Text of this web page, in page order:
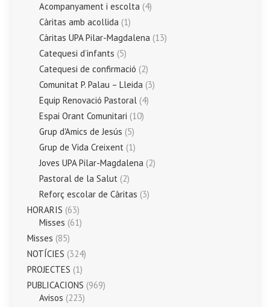
Acompanyament i escolta (4)
Càritas amb acollida (1)
Càritas UPA Pilar-Magdalena (13)
Catequesi d’infants (5)
Catequesi de confirmació (2)
Comunitat P. Palau – Lleida (3)
Equip Renovació Pastoral (4)
Espai Orant Comunitari (10)
Grup d'Amics de Jesús (5)
Grup de Vida Creixent (1)
Joves UPA Pilar-Magdalena (2)
Pastoral de la Salut (2)
Reforç escolar de Càritas (3)
HORARIS (63)
Misses (61)
Misses (85)
NOTÍCIES (324)
PROJECTES (1)
PUBLICACIONS (969)
Avisos (223)